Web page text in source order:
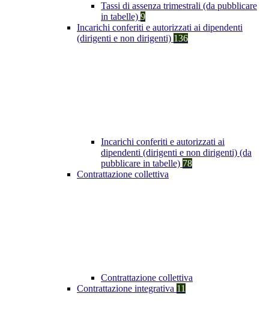
Tassi di assenza trimestrali (da pubblicare
in tabelle) 9
Incarichi conferiti e autorizzati ai dipendenti
(dirigenti e non dirigenti) 136
Incarichi conferiti e autorizzati ai
dipendenti (dirigenti e non dirigenti) (da
pubblicare in tabelle) 78
Contrattazione collettiva
Contrattazione collettiva
Contrattazione integrativa 11